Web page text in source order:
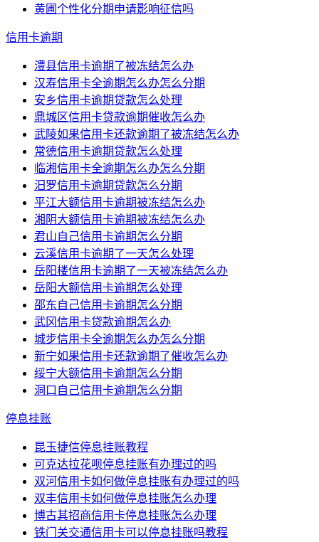
黄圃个性化分期申请影响征信吗
信用卡逾期
澧县信用卡逾期了被冻结怎么办
汉寿信用卡全逾期怎么办怎么分期
安乡信用卡逾期贷款怎么处理
鼎城区信用卡贷款逾期催收怎么办
武陵如果信用卡还款逾期了被冻结怎么办
常德信用卡逾期贷款怎么处理
临湘信用卡全逾期怎么办怎么分期
汨罗信用卡逾期贷款怎么分期
平江大额信用卡逾期被冻结怎么办
湘阴大额信用卡逾期被冻结怎么办
君山自己信用卡逾期怎么分期
云溪信用卡逾期了一天怎么处理
岳阳楼信用卡逾期了一天被冻结怎么办
岳阳大额信用卡逾期怎么处理
邵东自己信用卡逾期怎么分期
武冈信用卡贷款逾期怎么办
城步信用卡全逾期怎么办怎么分期
新宁如果信用卡还款逾期了催收怎么办
绥宁大额信用卡逾期怎么分期
洞口自己信用卡逾期怎么分期
停息挂账
昆玉捷信停息挂账教程
可克达拉花呗停息挂账有办理过的吗
双河信用卡如何做停息挂账有办理过的吗
双丰信用卡如何做停息挂账怎么办理
博古其招商信用卡停息挂账怎么办理
铁门关交通信用卡可以停息挂账吗教程